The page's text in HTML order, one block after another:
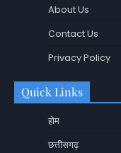
About Us
Contact Us
Privacy Policy
Quick Links
होम
छत्तीसगढ़